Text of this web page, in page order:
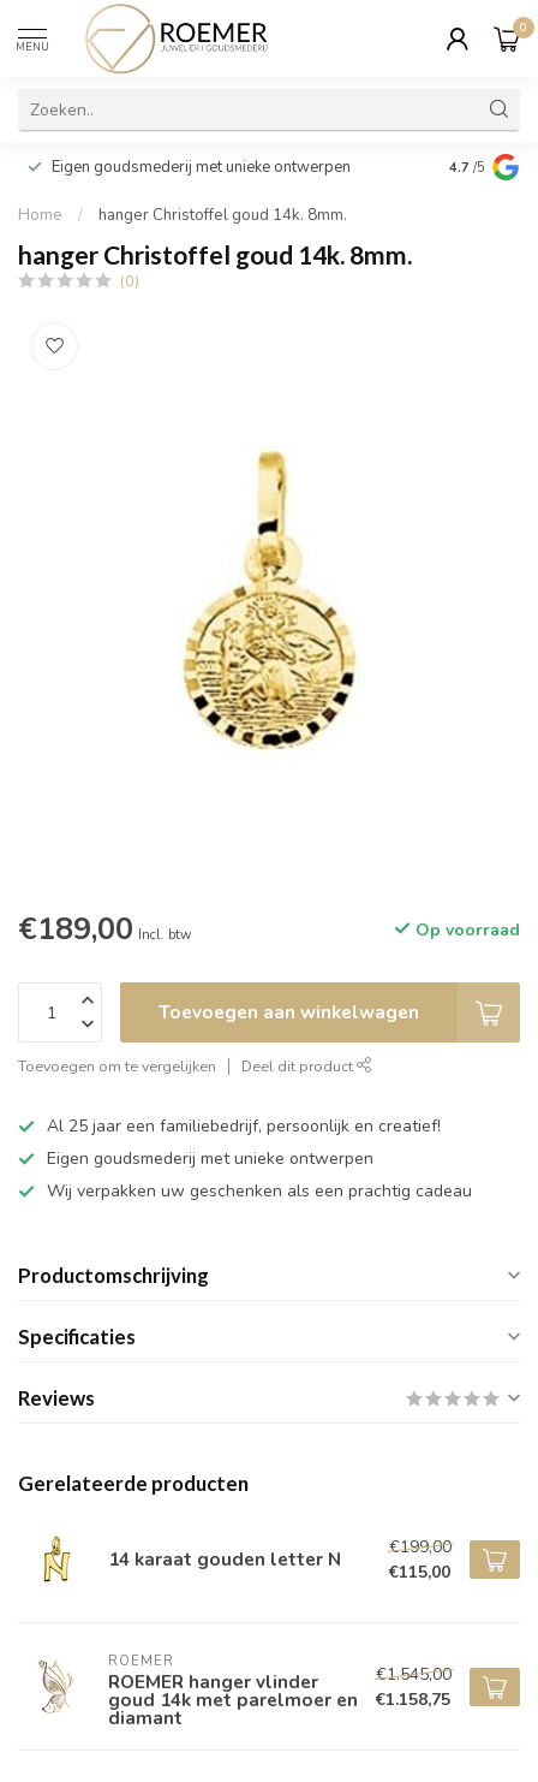
MENU
0
Eigen goudsmederij met unieke ontwerpen Wij
cadeau
4.7 /5
Home / hanger Christoffel goud 14k. 8mm.
hanger Christoffel goud 14k. 8mm.
(0)
€189,00 Incl. btw Op voorraad
Toevoegen aan winkelwagen
Toevoegen om te vergelijken Deel dit product
Al 25 jaar een familiebedrijf, persoonlijk en creatief!
Eigen goudsmederij met unieke ontwerpen
Wij verpakken uw geschenken als een prachtig cadeau
Productomschrijving
Specificaties
Reviews
Gerelateerde producten
14 karaat gouden letter N
€199,00
€115,00
ROEMER
ROEMER hanger vlinder
goud 14k met parelmoer en
diamant
€1.545,00
€1.158,75